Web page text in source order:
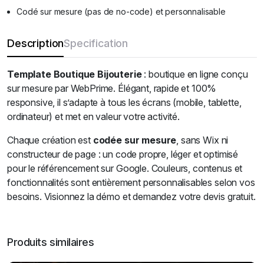
Codé sur mesure (pas de no-code) et personnalisable
DescriptionSpecification
Template Boutique Bijouterie: boutique en ligne conçu
sur mesure par WebPrime. Élégant, rapide et 100%
responsive, il s’adapte à tous les écrans (mobile, tablette,
ordinateur) et met en valeur votre activité.
Chaque création est codée sur mesure, sans Wix ni
constructeur de page : un code propre, léger et optimisé
pour le référencement sur Google. Couleurs, contenus et
fonctionnalités sont entièrement personnalisables selon vos
besoins. Visionnez la démo et demandez votre devis gratuit.
Produits similaires